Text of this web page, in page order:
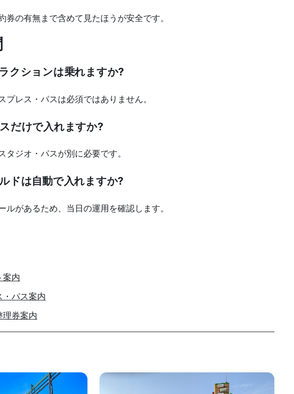
券の有無まで含めて見たほうが安全です。
クションは乗れますか?
プレス・パスは必須ではありません。
だけで入れますか?
タジオ・パスが別に必要です。
ドは自動で入れますか?
ルがあるため、当日の運用を確認します。
案内
・パス案内
理券案内